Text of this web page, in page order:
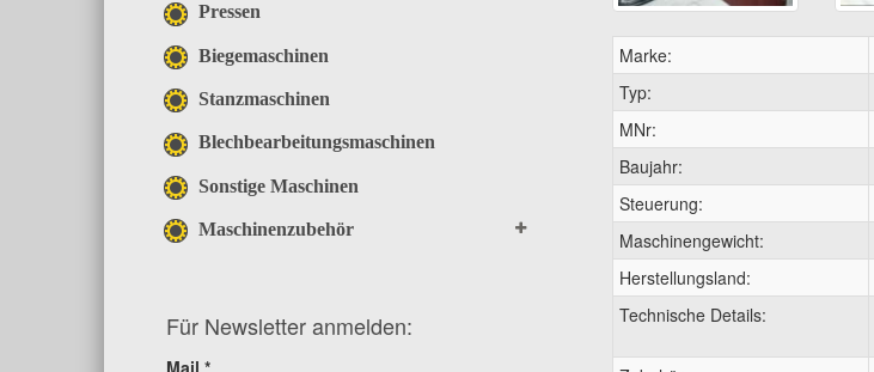
Pressen
Biegemaschinen
Stanzmaschinen
Blechbearbeitungsmaschinen
Sonstige Maschinen
Maschinenzubehör
Für Newsletter anmelden:
Marke:
Typ:
MNr:
Baujahr:
Steuerung:
Maschinengewicht:
Herstellungsland:
Technische Details: